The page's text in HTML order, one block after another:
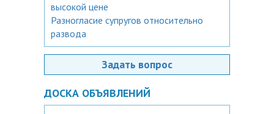
высокой цене
Разногласие супругов относительно
развода
Задать вопрос
ДОСКА ОБЪЯВЛЕНИЙ